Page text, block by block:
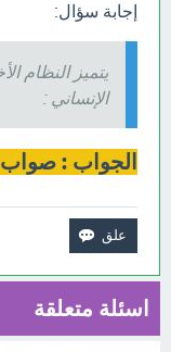
إجابة سؤال:
يتميز النظام
الإنساني :
الجواب : صواب
اسئلة متعلقة